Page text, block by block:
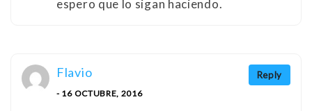
espero que lo sigan haciendo.
Reply
Flavio
- 16 OCTUBRE, 2016